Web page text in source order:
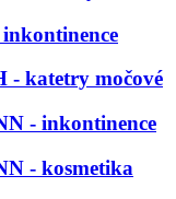
- katetry močové
- inkontinence
- kosmetika